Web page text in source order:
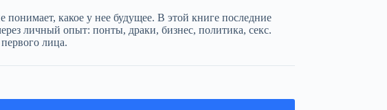
какое у нее будущее. В этой книге последние
личный опыт: понты, драки, бизнес, политика, секс.
лица.